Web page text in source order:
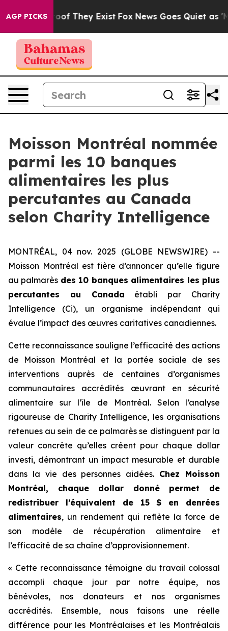
AGP PICKS
no Proof They Exist Fox News Goes Quiet as
Moisson Montréal nommée
parmi les 10 banques
alimentaires les plus
percutantes au Canada
selon Charity Intelligence
MONTRÉAL, 04 nov. 2025 (GLOBE NEWSWIRE) --
Moisson Montréal est fière d’annoncer qu’elle figure
au palmarès des 10 banques alimentaires les plus
percutantes au Canada établi par Charity
Intelligence (Ci), un organisme indépendant qui
évalue l’impact des œuvres caritatives canadiennes.
Cette reconnaissance souligne l’efficacité des actions
de Moisson Montréal et la portée sociale de ses
interventions auprès de centaines d’organismes
communautaires accrédités œuvrant en sécurité
alimentaire sur l’île de Montréal. Selon l’analyse
rigoureuse de Charity Intelligence, les organisations
retenues au sein de ce palmarès se distinguent par la
valeur concrète qu’elles créent pour chaque dollar
investi, démontrant un impact mesurable et durable
dans la vie des personnes aidées. Chez Moisson
Montréal, chaque dollar donné permet de
redistribuer l’équivalent de 15 $ en denrées
alimentaires, un rendement qui reflète la force de
son modèle de récupération alimentaire et
l’efficacité de sa chaîne d’approvisionnement.
« Cette reconnaissance témoigne du travail colossal
accompli chaque jour par notre équipe, nos
bénévoles, nos donateurs et nos organismes
accrédités. Ensemble, nous faisons une réelle
différence pour les Montréalaises et les Montréalais